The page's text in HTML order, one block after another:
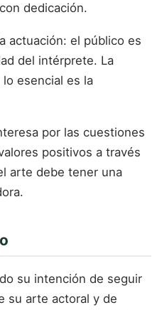
dedicación.
actuación: el público es
del intérprete. La
esencial es la
por las cuestiones
positivos a través
arte debe tener una
su intención de seguir
su arte actoral y de